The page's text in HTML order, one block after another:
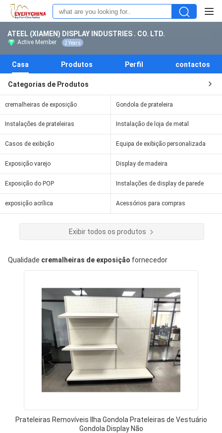
ATEEL (XIAMEN) DISPLAY INDUSTRIES . CO. LTD.
Active Member 2 Years
Casa Produtos Perfil contactos
Categorias de Produtos
cremalheiras de exposição Gondola de prateleira
Instalações de prateleiras Instalação de loja de metal
Casos de exibição Equipa de exibição personalizada
Exposição varejo Display de madeira
Exposição do POP Instalações de display de parede
exposição acrílica Acessórios para compras
Exibir todos os produtos
Qualidade cremalheiras de exposição fornecedor
Prateleiras Removíveis Ilha Gondola Prateleiras de Vestuário
Gondola Display Não